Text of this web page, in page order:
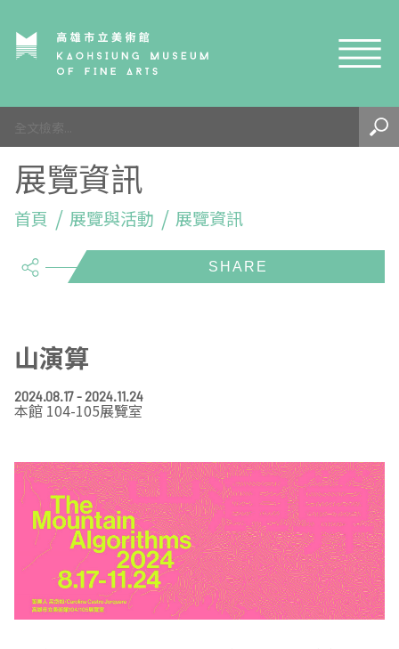
網站導覽
參觀資訊
參觀須知
開館時間
交通資訊
環境介紹
兒童美術館
藝術生態園區
高美館
兒童美術館
易讀手冊
藝術之旅
高美書屋
Pasadena
Pinkoi 電商平台
展覽與活動
展覽資訊
徵件辦法
典藏與研究
典藏查詢
精選典藏
研究資源
藝術認證 / 百夜默讀 / 高雄ART青
視覺藝術影像資料庫
研究出版
線上書
藝術閱聽
雄雄藝見你│Podcast
典藏賞析│Podcasts
視覺影像資料庫│影音紀錄
藝術認證│高美館館刊
百夜藝術默讀│典藏閱讀
線上展覽
多元史觀特藏室二部曲：南方作為衝撞之所
流於形式—梁任宏個展(1999-2024)
透景線：實境的疊隱與擴張
民・間
寓懷的行板：劉生容研究展
來自大地的祝福— 2019-2020典藏捐贈展
感知棲所— 關鍵典藏2019-2020
南方作為相遇之所
線上學習資源
相遇在南方 - 教/學包
美術資源教室-手作課程
藝術遊戲號
關於我們
高美館
關於館長
組織職掌
規劃傳承
高美館大事記
關於兒童美術館
藝術生態園區
高美之友
美術館會員
合作夥伴
EN
展覽資訊
首頁 展覽與活動 展覽資訊
share
山演算
2024.08.17 - 2024.11.24
本館 104-105展覽室